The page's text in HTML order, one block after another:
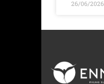
26/06/2026